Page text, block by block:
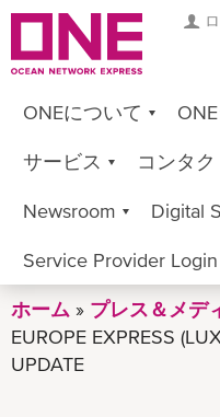
メ
ン
動
ONEについて
サービス コンタク
Newsroom Digital
Service Provider Login
ホーム プレス＆メデ
EUROPE EXPRESS
UPDATE